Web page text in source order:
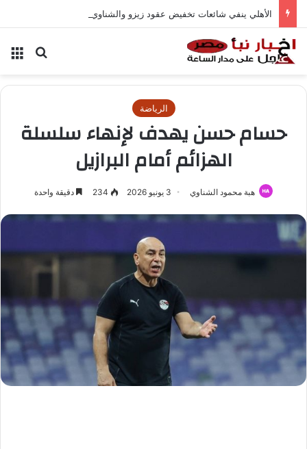
الأهلي ينفي شائعات تخفيض عقود زيزو والشناوي
بحث
الرياضة
حسام حسن يهدف لإنهاء سلسلة
الهزائم أمام البرازيل
هبة محمود الشناوي 3 يونيو 2026 234 دقيقة واحدة